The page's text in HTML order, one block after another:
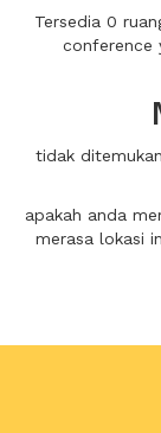
Tersedia 0
conference
tidak
apakah anda
merasa lokasi